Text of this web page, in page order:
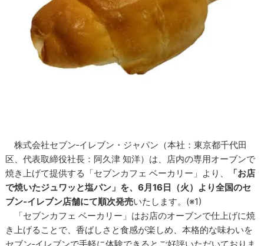
株式会社セブン‐イレブン・ジャパン（本社：東京都千代田
区、代表取締役社長：阿久津 知洋）は、店内の専用オーブンで
焼き上げて提供する「セブンカフェ ベーカリー」より、
「お店
で焼いたジュワッと塩パン」を、6月16日（火）より全国のセ
ブン‐イレブン店舗にて順次発売いたします。(※1)
「セブンカフェ ベーカリー」はお店のオーブンで仕上げに焼
き上げることで、香ばしさと食感が楽しめ、本格的な味わいを